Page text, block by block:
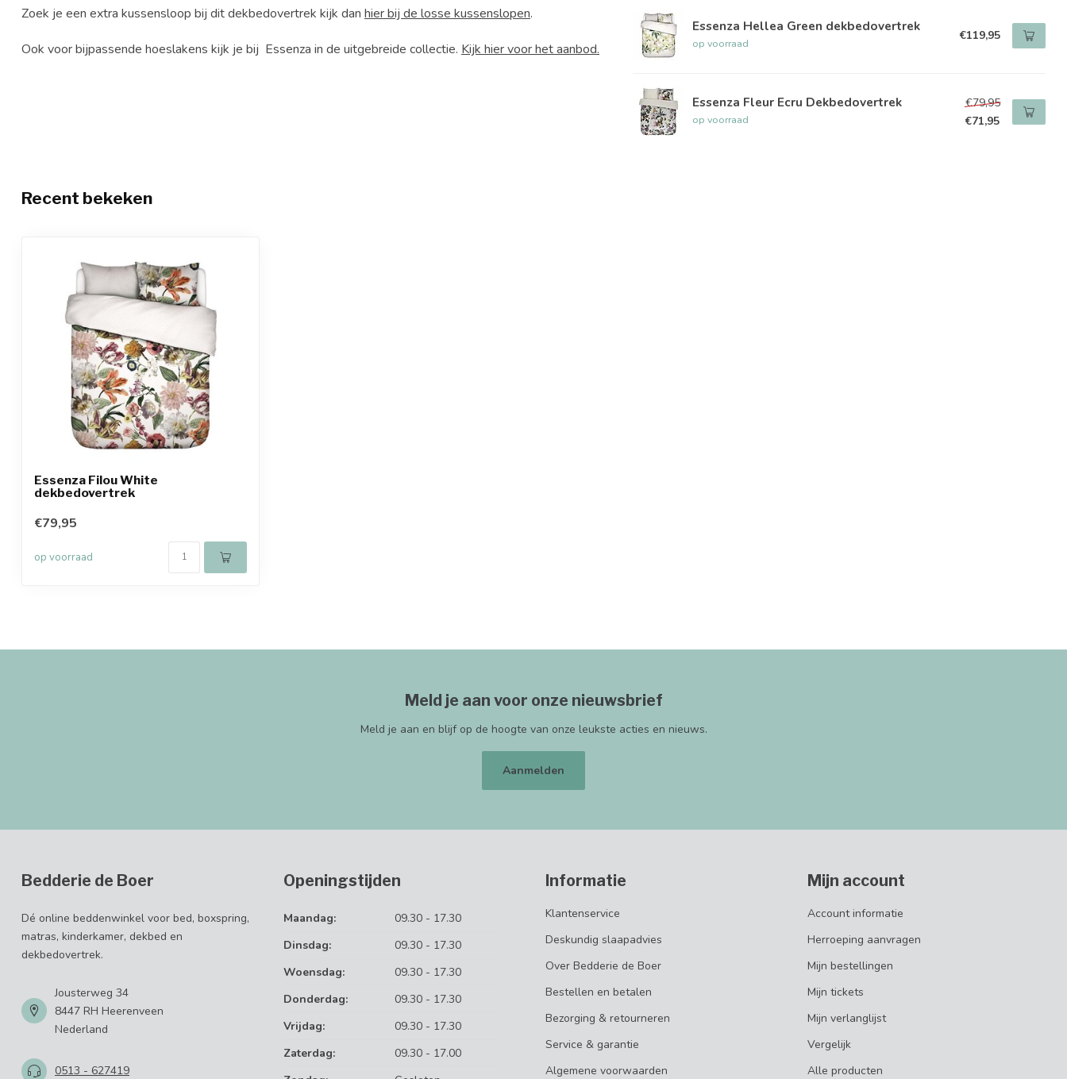
Zoek je een extra kussensloop bij dit dekbedovertrek kijk dan hier bij de losse kussenslopen.
Ook voor bijpassende hoeslakens kijk je bij Essenza in de uitgebreide collectie. Kijk hier voor het aanbod.
Essenza Hellea Green dekbedovertrek
op voorraad €119,95
Essenza Fleur Ecru Dekbedovertrek
op voorraad
€79,95
€71,95
Recent bekeken
Essenza Filou White
dekbedovertrek
€79,95
op voorraad
Meld je aan voor onze nieuwsbrief
Meld je aan en blijf op de hoogte van onze leukste acties en nieuws.
Aanmelden
Bedderie de Boer
Dé online beddenwinkel voor bed, boxspring,
matras, kinderkamer, dekbed en
dekbedovertrek.
Jousterweg 34
8447 RH Heerenveen
Nederland
0513 - 627419
Openingstijden
Maandag:
09.30 - 17.30
Dinsdag:
09.30 - 17.30
Woensdag:
09.30 - 17.30
Donderdag:
09.30 - 17.30
Vrijdag:
09.30 - 17.30
Zaterdag:
09.30 - 17.00
Informatie
Klantenservice
Deskundig slaapadvies
Over Bedderie de Boer
Bestellen en betalen
Bezorging & retourneren
Service & garantie
Algemene voorwaarden
Mijn account
Account informatie
Herroeping aanvragen
Mijn bestellingen
Mijn tickets
Mijn verlanglijst
Vergelijk
Alle producten